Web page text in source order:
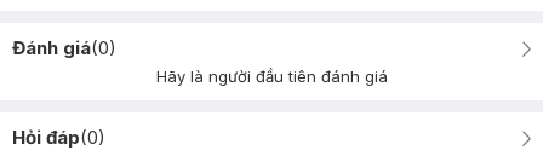
Đánh giá(0)
Hãy là người đầu tiên đánh giá
Hỏi đáp(0)